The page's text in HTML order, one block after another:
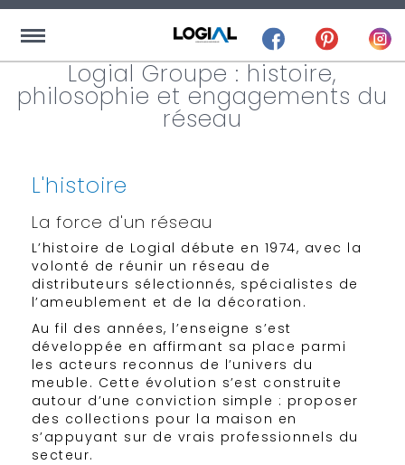
Logial Groupe : histoire,
philosophie et engagements du
réseau
L'histoire​
La force d'un réseau
L’histoire de Logial débute en 1974, avec la
volonté de réunir un réseau de
distributeurs sélectionnés, spécialistes de
l’ameublement et de la décoration.
Au fil des années, l’enseigne s’est
développée en affirmant sa place parmi
les acteurs reconnus de l’univers du
meuble. Cette évolution s’est construite
autour d’une conviction simple : proposer
des collections pour la maison en
s’appuyant sur de vrais professionnels du
secteur.